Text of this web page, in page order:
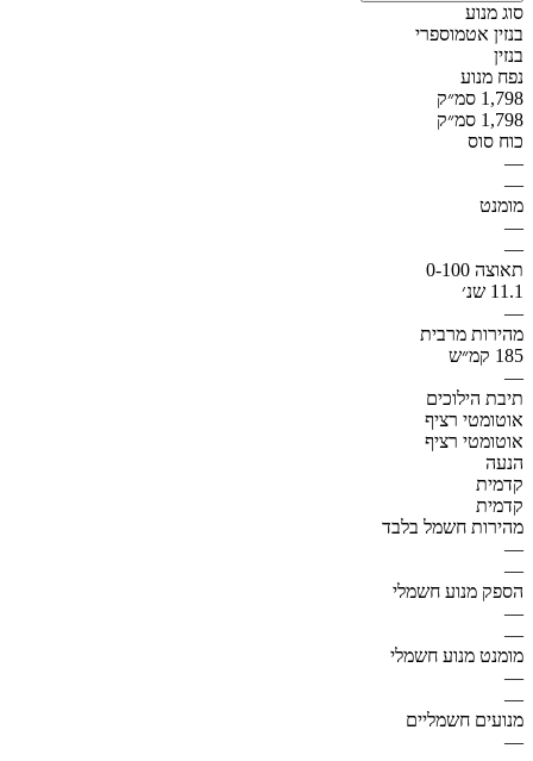
סוג מנוע
בנזין אטמוספרי
בנזין
נפח מנוע
1,798 סמ״ק
1,798 סמ״ק
כוח סוס
—
—
מומנט
—
—
תאוצה 0-100
11.1 שנ׳
—
מהירות מרבית
185 קמ״ש
—
תיבת הילוכים
אוטומטי רציף
אוטומטי רציף
הנעה
קדמית
קדמית
מהירות חשמל בלבד
—
—
הספק מנוע חשמלי
—
—
מומנט מנוע חשמלי
—
—
מנועים חשמליים
—